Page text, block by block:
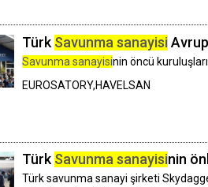
Türk Savunma sanayisi
Savunma sanayisinin öncü
EUROSATORY,HAVELSAN
TürkSavunma sanayisinin
Türk savunma sanayi şirketi